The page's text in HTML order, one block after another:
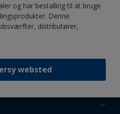
og har bestalling til at bruge
Denne
distributører,
websted